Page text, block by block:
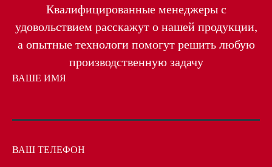
Квалифицированные менеджеры с
удовольствием расскажут о нашей продукции,
а опытные технологи помогут решить любую
производственную задачу
ВАШЕ ИМЯ
ВАШ ТЕЛЕФОН